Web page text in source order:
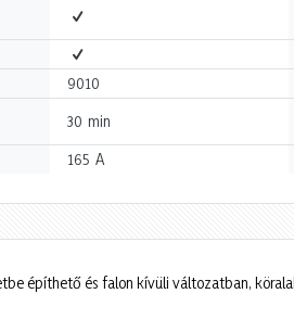
9010
30 min
165 A
építhető és falon kívüli változatban,